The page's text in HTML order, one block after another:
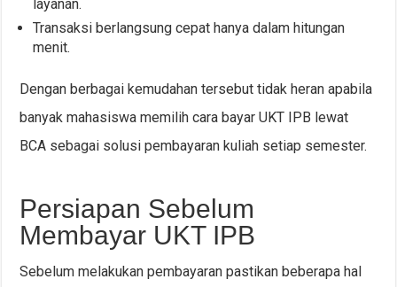
layanan.
Transaksi berlangsung cepat hanya dalam hitungan
menit.
Dengan berbagai kemudahan tersebut tidak heran apabila
banyak mahasiswa memilih cara bayar UKT IPB lewat
BCA sebagai solusi pembayaran kuliah setiap semester.
Persiapan Sebelum
Membayar UKT IPB
Sebelum melakukan pembayaran pastikan beberapa hal